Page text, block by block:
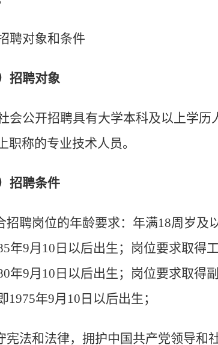
聘对象和条件
招聘对象
会公开招聘具有大学本科及以上学
职称的专业技术人员。
招聘条件
招聘岗位的年龄要求：年满18周岁及
年9月 10 日以后出生；岗位要求取得
年9月 10 日以后出生；岗位要求取得
1975年9月 10 日以后出生；
宪法和法律，拥护中国共产党领导和